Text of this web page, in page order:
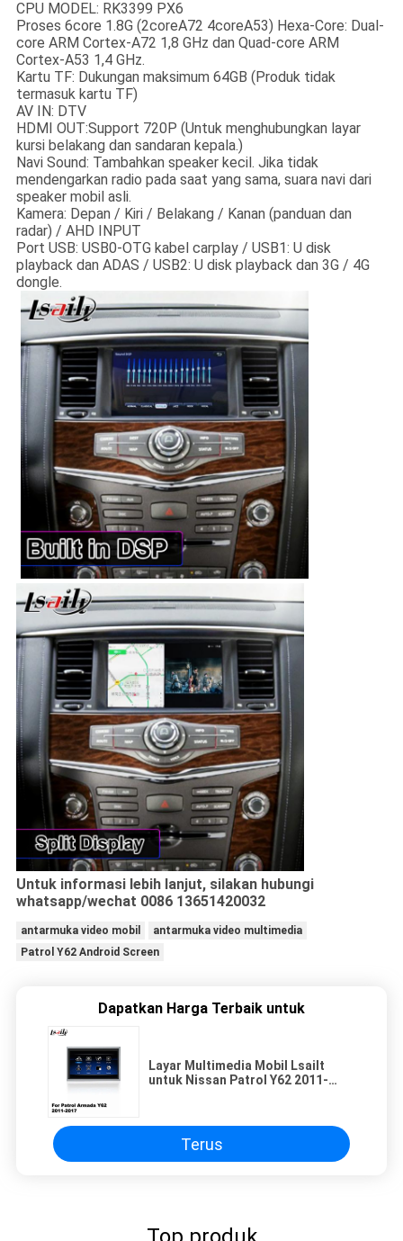
CPU MODEL: RK3399 PX6
Proses 6core 1.8G (2coreA72 4coreA53) Hexa-Core: Dual-
core ARM Cortex-A72 1,8 GHz dan Quad-core ARM
Cortex-A53 1,4 GHz.
Kartu TF: Dukungan maksimum 64GB (Produk tidak
termasuk kartu TF)
AV IN: DTV
HDMI OUT:Support 720P (Untuk menghubungkan layar
kursi belakang dan sandaran kepala.)
Navi Sound: Tambahkan speaker kecil. Jika tidak
mendengarkan radio pada saat yang sama, suara navi dari
speaker mobil asli.
Kamera: Depan / Kiri / Belakang / Kanan (panduan dan
radar) / AHD INPUT
Port USB: USB0-OTG kabel carplay / USB1: U disk
playback dan ADAS / USB2: U disk playback dan 3G / 4G
dongle.
Untuk informasi lebih lanjut, silakan hubungi
whatsapp/wechat 0086 13651420032
antarmuka video mobil
antarmuka video multimedia
Patrol Y62 Android Screen
Dapatkan Harga Terbaik untuk
Layar Multimedia Mobil Lsailt
untuk Nissan Patrol Y62 2011-
Terus